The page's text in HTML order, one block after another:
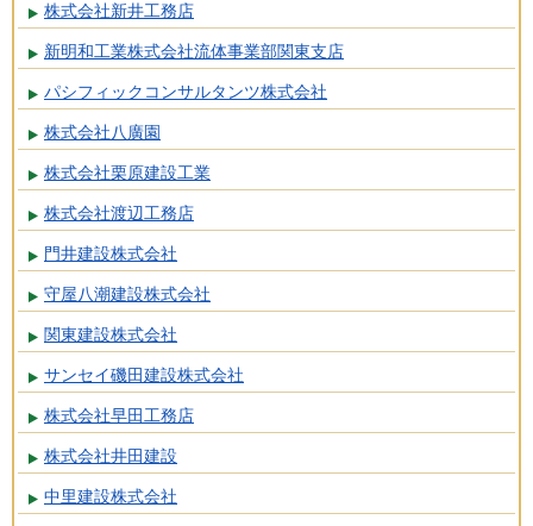
株式会社新井工務店
新明和工業株式会社流体事業部関東支店
パシフィックコンサルタンツ株式会社
株式会社八廣園
株式会社栗原建設工業
株式会社渡辺工務店
門井建設株式会社
守屋八潮建設株式会社
関東建設株式会社
サンセイ磯田建設株式会社
株式会社早田工務店
株式会社井田建設
中里建設株式会社